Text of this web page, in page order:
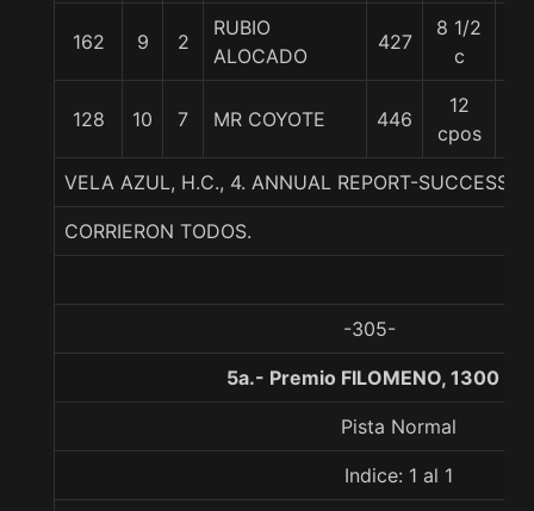
162 9 2
RUBIO
ALOCADO
427
8 1/2
c
128 10 7 MR COYOTE 446
12
cpos
VELA AZUL, H.C., 4. ANNUAL REPORT-
CORRIERON TODOS.
-305-
5a.- Premio FILOMENO, 1300
Pista Normal
Indice: 1 al 1